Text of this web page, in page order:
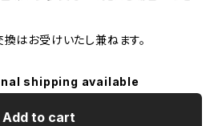
はお受けいたし兼ねます。
shipping available
Add to cart